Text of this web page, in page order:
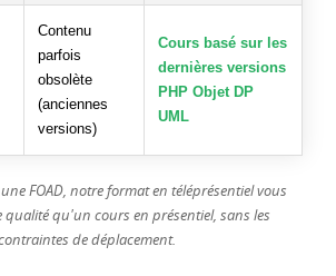
Contenu
parfois
obsolète
(anciennes
versions)
Cours basé sur les
dernières versions
PHP Objet DP
UML
FOAD, notre format en téléprésentiel vous
qualité qu'un cours en présentiel, sans les
de déplacement.